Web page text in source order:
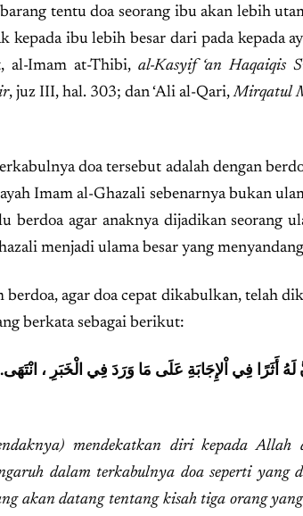
tentu doa seorang ibu akan lebih
kepada ibu lebih besar dari pada kepada
al-Imam at-Thibi, al-Kasyif ‘an Haqaiqis
, juz III, hal. 303; dan ‘Ali al-Qari,Mirqatul
doa tersebut adalah dengan
Imam al-Ghazali sebenarnya bukan
berdoa agar anaknya dijadikan seorang
menjadi ulama besar yang
agar doa cepat dikabulkan, telah
berkata sebagai berikut:
أَثَرًا فِي اْلإِجَابَةِ عَلَى مَا وَرَدَ فِي الْخَبَرِ ،
mendekatkan diri kepada
dalam terkabulnya doa seperti
akan datang tentang kisah tiga orang